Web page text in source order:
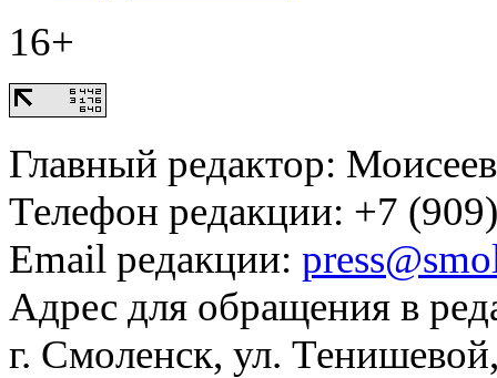
16+
Главный редактор:
Телефон редакции: +7
Email редакции:
Адрес для обращения в
г. Смоленск, ул.